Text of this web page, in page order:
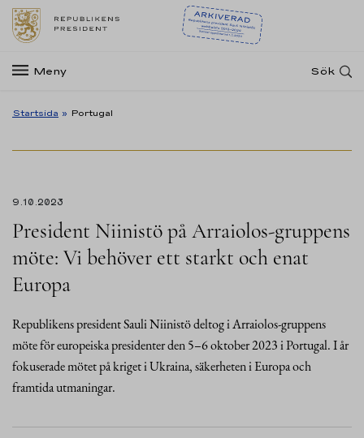
Meny Sök
Startsida » Portugal
9.10.2023
President Niinistö på Arraiolos-gruppens
möte: Vi behöver ett starkt och enat
Europa
Republikens president Sauli Niinistö deltog i Arraiolos-gruppens
möte för europeiska presidenter den 5–6 oktober 2023 i Portugal. I år
fokuserade mötet på kriget i Ukraina, säkerheten i Europa och
framtida utmaningar.